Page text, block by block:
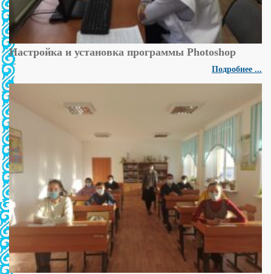
Настройка и установка программы Photoshop
Подробнее ...